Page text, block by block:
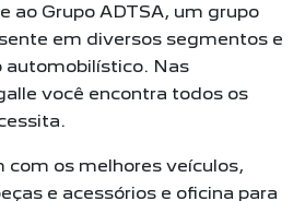
ao Grupo ADTSA, um grupo
em diversos segmentos e
automobilístico. Nas
você encontra todos os
com os melhores veículos,
e acessórios e oficina para